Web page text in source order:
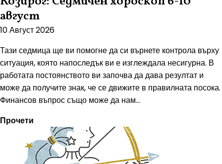
август
10 Август 2026
Тази седмица ще ви помогне да си върнете контрола върху
ситуация, която напоследък ви е изглеждала несигурна. В
работата постоянството ви започва да дава резултат и
може да получите знак, че се движите в правилната посока.
Финансов въпрос също може да нам...
Прочети